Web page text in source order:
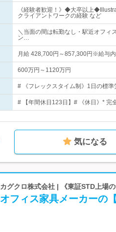
《経験者歓迎！》◆大卒以上
クライアントワークの経験 など
＼当面の間は転勤なし・駅近オフィ
ン…
月給 428,700円～857,300円※給与
600万円～1120万円
# 《フレックスタイム制》1日の標
# 【年間休日123日】# 《休日》* 完
気になる
カグクロ株式会社 | 《東証STD上場
オフィス家具メーカーの